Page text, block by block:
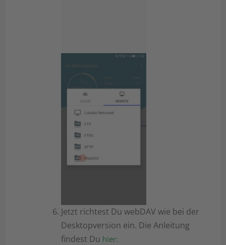
Jetzt richtest Du webDAV wie bei der
Desktopversion ein. Die Anleitung
findest Du hier: